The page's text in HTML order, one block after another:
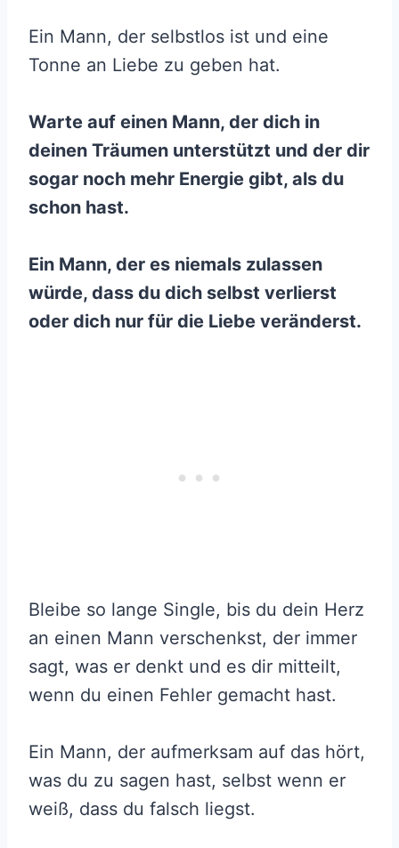
Ein Mann, der selbstlos ist und eine
Tonne an Liebe zu geben hat.
Warte auf einen Mann, der dich in
deinen Träumen unterstützt und der dir
sogar noch mehr Energie gibt, als du
schon hast.
Ein Mann, der es niemals zulassen
würde, dass du dich selbst verlierst
oder dich nur für die Liebe veränderst.
Bleibe so lange Single, bis du dein Herz
an einen Mann verschenkst, der immer
sagt, was er denkt und es dir mitteilt,
wenn du einen Fehler gemacht hast.
Ein Mann, der aufmerksam auf das hört,
was du zu sagen hast, selbst wenn er
weiß, dass du falsch liegst.